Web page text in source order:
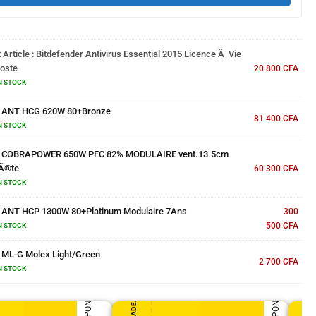
Article : Bitdefender Antivirus Essential 2015 Licence Ã Vie
STOCK
20 800 CFA
ANT HCG 620W 80+Bronze
STOCK
81 400 CFA
COBRAPOWER 650W PFC 82% MODULAIRE vent.13.5cm
STOCK
60 300 CFA
ANT HCP 1300W 80+Platinum Modulaire 7Ans
STOCK
300
500 CFA
ML-G Molex Light/Green
STOCK
2 700 CFA